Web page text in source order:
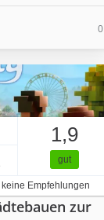
0
1,9
gut
keine Empfehlungen
zur